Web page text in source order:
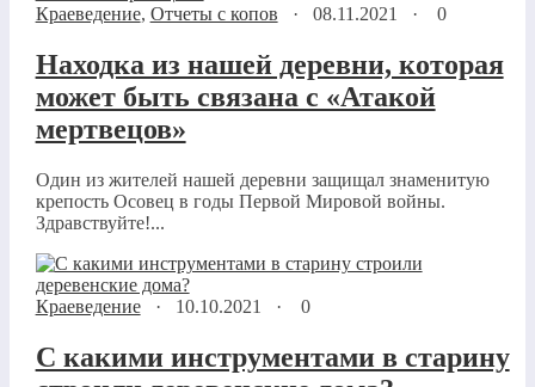
Краеведение, Отчеты с копов · 08.11.2021 · 0
Находка из нашей деревни, которая
может быть связана с «Атакой
мертвецов»
Один из жителей нашей деревни защищал знаменитую
крепость Осовец в годы Первой Мировой войны.
Здравствуйте!...
Краеведение· 10.10.2021 · 0
С какими инструментами в старину